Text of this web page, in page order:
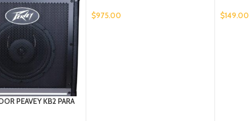
PEAVEY KB2 PARA
$975.00 $149.00